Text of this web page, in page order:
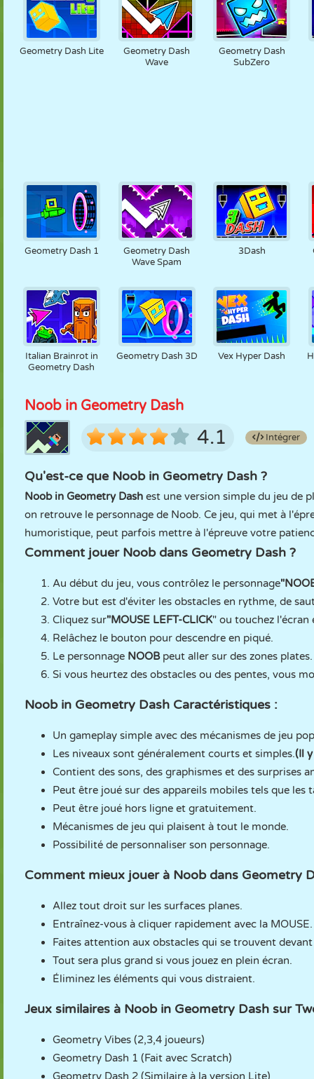
Geometry Dash Lite
Geometry Dash
Wave
Geometry Dash
SubZero
Geometry Dash 1
Geometry Dash
Wave Spam
3Dash
Italian Brainrot in
Geometry Dash
Geometry Dash 3D Vex Hyper Dash
Noob in Geometry Dash
4.1 Intégrer
Qu'est-ce que Noob in Geometry Dash ?
Noob in Geometry Dash est une version simple du jeu de
on retrouve le personnage de Noob. Ce jeu, qui met à
humoristique, peut parfois mettre à l'épreuve votre
Comment jouer Noob dans Geometry Dash ?
Au début du jeu, vous contrôlez le personnage
Votre but est d'éviter les obstacles en rythme, de
Cliquez sur"MOUSE LEFT-CLICK" ou touchez
Relâchez le bouton pour descendre en piqué.
Le personnage NOOBpeut aller sur des zones plates.
Si vous heurtez des obstacles ou des pentes, vous
Noob in Geometry Dash Caractéristiques :
Un gameplay simple avec des mécanismes de jeu
Les niveaux sont généralement courts et simples.(Il
Contient des sons, des graphismes et des surprises
Peut être joué sur des appareils mobiles tels que les
Peut être joué hors ligne et gratuitement.
Mécanismes de jeu qui plaisent à tout le monde.
Possibilité de personnaliser son personnage.
Comment mieux jouer à Noob dans Geometry
Allez tout droit sur les surfaces planes.
Entraînez-vous à cliquer rapidement avec la MOUSE.
Faites attention aux obstacles qui se trouvent
Tout sera plus grand si vous jouez en plein écran.
Éliminez les éléments qui vous distraient.
Jeux similaires à Noob in Geometry Dash sur
Geometry Vibes (2,3,4 joueurs)
Geometry Dash 1 (Fait avec Scratch)
Geometry Dash 2 (Similaire à la version Lite)